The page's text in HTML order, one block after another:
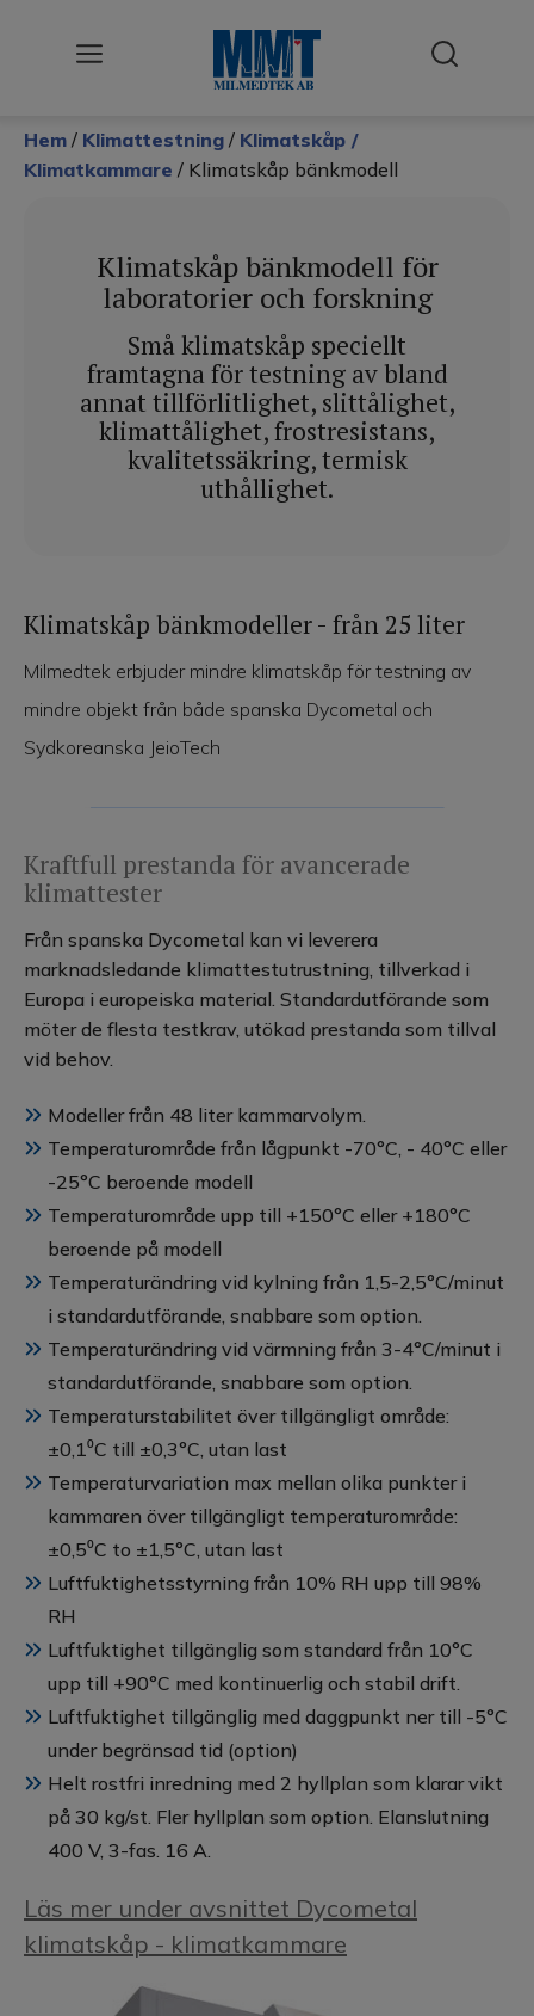
Användningsområden
Desinfektion & Sterilisering
Förbrukningsmateriel
Klimattestning
Värme
Service & tjänster
Produktkatalog
Hem / Klimattestning / Klimatskåp /
Klimatkammare / Klimatskåp bänkmodell
Klimatskåp bänkmodell för
laboratorier och forskning
Små klimatskåp speciellt
framtagna för testning av bland
annat tillförlitlighet, slittålighet,
klimattålighet, frostresistans,
kvalitetssäkring, termisk
uthållighet.
Klimatskåp bänkmodeller - från 25 liter
Milmedtek erbjuder mindre klimatskåp för testning av
mindre objekt från både spanska Dycometal och
Sydkoreanska JeioTech
Kraftfull prestanda för avancerade
klimattester
Från spanska Dycometal kan vi leverera
marknadsledande klimattestutrustning, tillverkad i
Europa i europeiska material. Standardutförande som
möter de flesta testkrav, utökad prestanda som tillval
vid behov.
Modeller från 48 liter kammarvolym.
Temperaturområde från lågpunkt -70°C, - 40°C eller
-25°C beroende modell
Temperaturområde upp till +150°C eller +180°C
beroende på modell
Temperaturändring vid kylning från 1,5-2,5°C/minut
i standardutförande, snabbare som option.
Temperaturändring vid värmning från 3-4°C/minut i
standardutförande, snabbare som option.
Temperaturstabilitet över tillgängligt område:
±0,1⁰C till ±0,3°C, utan last
Temperaturvariation max mellan olika punkter i
kammaren över tillgängligt temperaturområde:
±0,5⁰C to ±1,5°C, utan last
Luftfuktighetsstyrning från 10% RH upp till 98%
RH
Luftfuktighet tillgänglig som standard från 10°C
upp till +90°C med kontinuerlig och stabil drift.
Luftfuktighet tillgänglig med daggpunkt ner till -5°C
under begränsad tid (option)
Helt rostfri inredning med 2 hyllplan som klarar vikt
på 30 kg/st. Fler hyllplan som option. Elanslutning
400 V, 3-fas. 16 A.
Läs mer under avsnittet Dycometal
klimatskåp - klimatkammare